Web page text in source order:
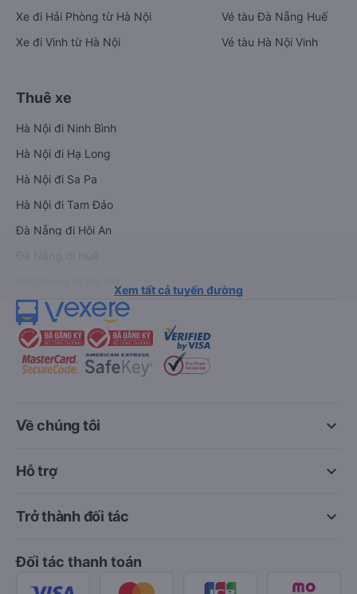
Xe đi Hải Phòng từ Hà Nội
Xe đi Vinh từ Hà Nội
Vé tàu Đà Nẵng Huế
Vé tàu Hà Nội Vinh
Thuê xe
Hà Nội đi Ninh Bình
Hà Nội đi Hạ Long
Hà Nội đi Sa Pa
Hà Nội đi Tam Đảo
Đà Nẵng đi Hội An
Xem tất cả tuyến đường
keyboard_arrow_down
Về chúng tôi
keyboard_arrow_down
Hỗ trợ
keyboard_arrow_down
Trở thành đối tác
Đối tác thanh toán